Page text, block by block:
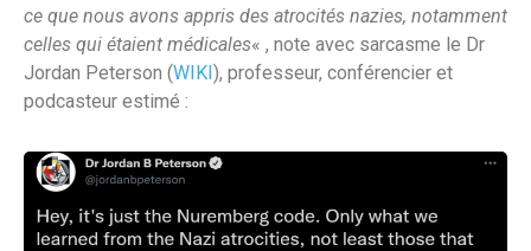
ce que nous avons appris des atrocités nazies, notamment
celles qui étaient médicales« , note avec sarcasme le Dr
Jordan Peterson (WIKI), professeur, conférencier et
podcasteur estimé :